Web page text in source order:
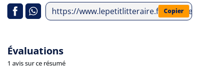
https://www.lepetitlitteraire.fr/analyses-
Copier
Évaluations
1 avis sur ce résumé